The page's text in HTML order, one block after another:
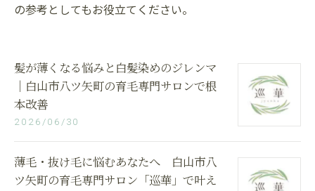
の参考としてもお役立てください。
髪が薄くなる悩みと白髪染めのジレンマ
｜白山市八ツ矢町の育毛専門サロンで根
本改善
2026/06/30
薄毛・抜け毛に悩むあなたへ 白山市八
ツ矢町の育毛専門サロン「巡華」で叶え